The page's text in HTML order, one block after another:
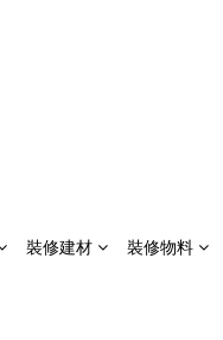
裝修建材 裝修物料